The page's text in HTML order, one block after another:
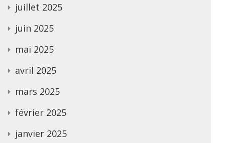
juillet 2025
juin 2025
mai 2025
avril 2025
mars 2025
février 2025
janvier 2025